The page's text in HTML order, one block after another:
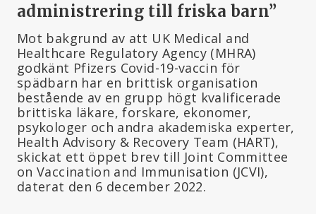
administrering till friska barn”
Mot bakgrund av att UK Medical and
Healthcare Regulatory Agency (MHRA)
godkänt Pfizers Covid-19-vaccin för
spädbarn har en brittisk organisation
bestående av en grupp högt kvalificerade
brittiska läkare, forskare, ekonomer,
psykologer och andra akademiska experter,
Health Advisory & Recovery Team (HART),
skickat ett öppet brev till Joint Committee
on Vaccination and Immunisation (JCVI),
daterat den 6 december 2022.